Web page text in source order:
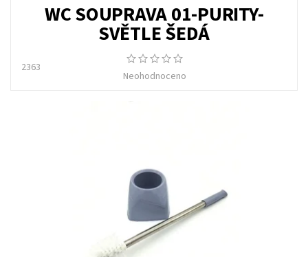
WC SOUPRAVA 01-PURITY-
SVĚTLE ŠEDÁ
2363
Neohodnoceno